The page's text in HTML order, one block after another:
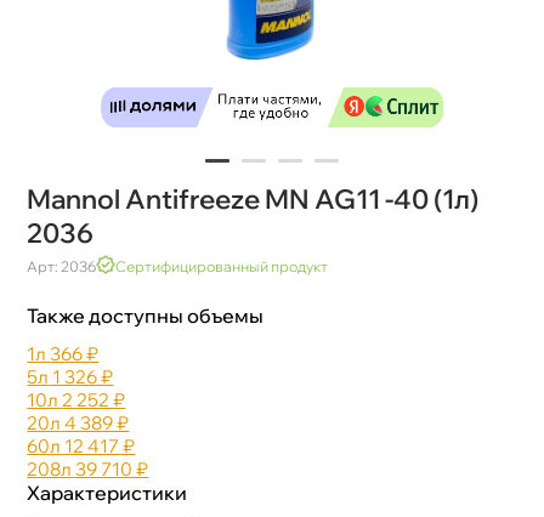
Mannol Antifreeze MN AG11 -40 (1л)
2036
Арт: 2036 Сертифицированный продукт
Также доступны объемы
1л 366 ₽
5л 1 326 ₽
10л 2 252 ₽
20л 4 389 ₽
60л 12 417 ₽
208л 39 710 ₽
Характеристики